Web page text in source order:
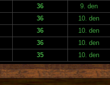
36
9. den
36
10. den
36
10. den
36
10. den
35 10. den